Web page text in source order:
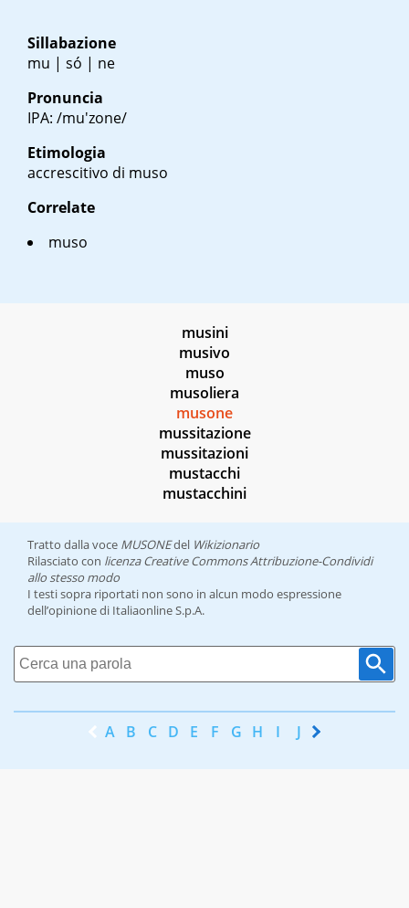
Sillabazione
mu | só | ne
Pronuncia
IPA: /mu'zone/
Etimologia
accrescitivo di muso
Correlate
muso
musini
musivo
muso
musoliera
musone
mussitazione
mussitazioni
mustacchi
mustacchini
Tratto dalla voce MUSONEdel Wikizionario
Rilasciato con licenza Creative Commons Attribuzione-Condividi
allo stesso modo
I testi sopra riportati non sono in alcun modo espressione
dell’opinione di Italiaonline S.p.A.
A B C D E F G H I J K